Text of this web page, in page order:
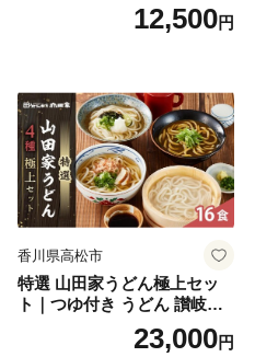
12,500円
香川県高松市
特選 山田家うどん極上セッ
ト｜つゆ付き うどん 讃岐う
どん さぬきうどん 生麵 うど
んセット カレーうどん 生う
23,000円